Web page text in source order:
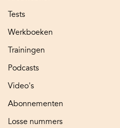
Tests
Werkboeken
Trainingen
Podcasts
Video's
Abonnementen
Losse nummers